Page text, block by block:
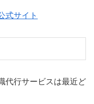
式サイト
代行サービスは最近ど